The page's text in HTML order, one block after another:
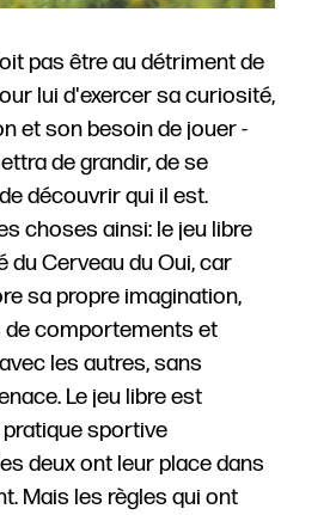
pas être au détriment de
lui d'exercer sa curiosité,
et son besoin de jouer -
de grandir, de se
découvrir qui il est.
choses ainsi: le jeu libre
du Cerveau du Oui, car
sa propre imagination,
de comportements et
les autres, sans
Le jeu libre est
sportive
deux ont leur place dans
Mais les règles qui ont